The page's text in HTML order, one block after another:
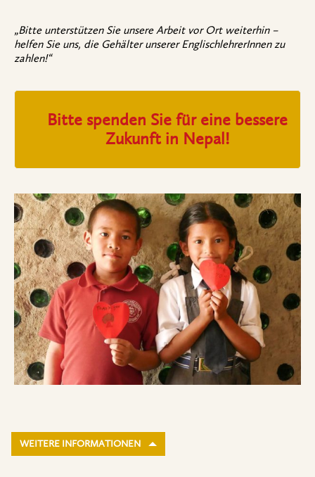
„Bitte unterstützen Sie unsere Arbeit vor Ort weiterhin –
helfen Sie uns, die Gehälter unserer EnglischlehrerInnen zu
zahlen!“
Bitte spenden Sie für eine bessere
Zukunft in Nepal!
WEITERE INFORMATIONEN